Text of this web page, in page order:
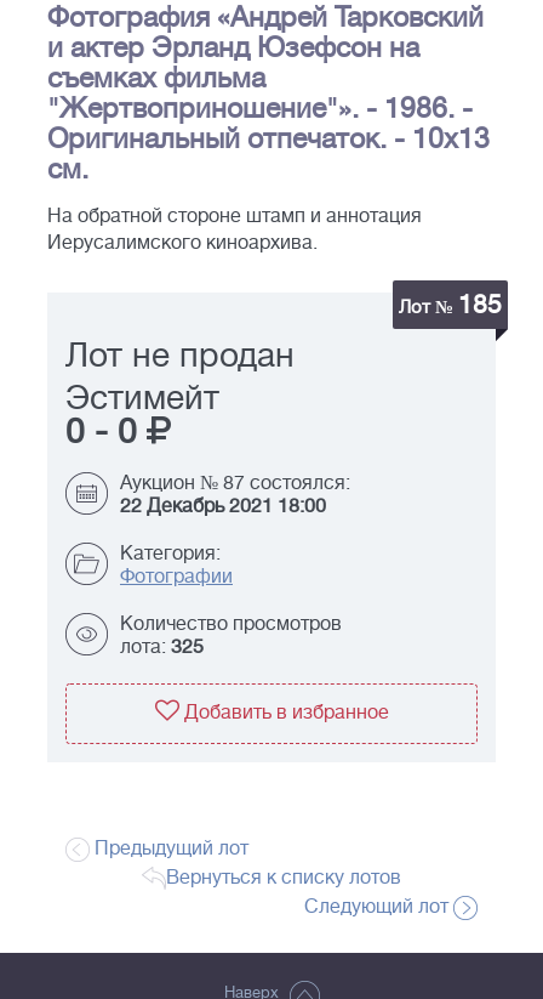
Фотография «Андрей Тарковский
и актер Эрланд Юзефсон на
съемках фильма
"Жертвоприношение"». - 1986. -
Оригинальный отпечаток. - 10х13
см.
На обратной стороне штамп и аннотация
Иерусалимского киноархива.
Лот № 185
Лот не продан
Эстимейт
0 - 0
Аукцион № 87 состоялся:
22 Декабрь 2021 18:00
Категория:
Фотографии
Количество просмотров
лота: 325
Добавить в избранное
Предыдущий лот
Вернуться к списку лотов
Следующий лот
Наверх